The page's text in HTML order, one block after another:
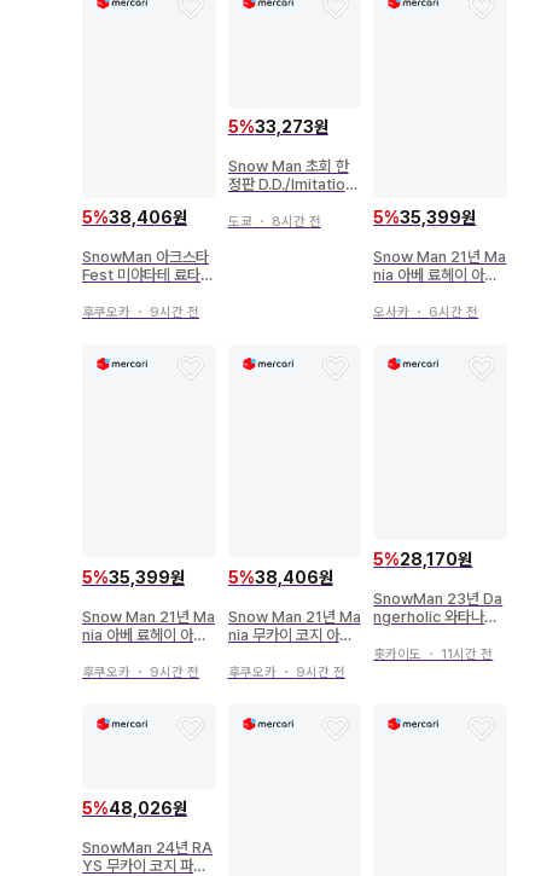
5%38,406원
SnowMan 아크스타
Fest 미야타테 료타
후쿠오카 ・ 9시간 전
5%33,273원
Snow Man 초회 한
정판 D.D./Imitation
도쿄 ・ 8시간 전 5%35,399원
Snow Man 21년 Ma
nia 아베 료헤이 아크
오사카 ・ 6시간 전
5%35,399원
Snow Man 21년 Ma
nia 아베 료헤이 아크
후쿠오카 ・ 9시간 전
5%38,406원
Snow Man 21년 Ma
nia 무카이 코지 아크
후쿠오카・ 9시간 전
5%28,170원
SnowMan 23년 Da
ngerholic 와타나베
홋카이도 ・ 11시간 전
5%48,026원
SnowMan 24년 RA
YS 무카이 코지 파자